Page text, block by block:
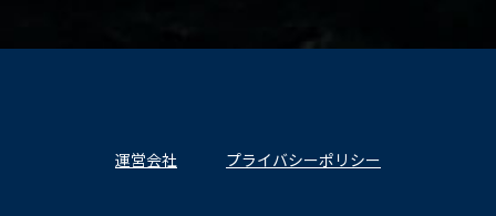
運営会社 プライバシーポリシー